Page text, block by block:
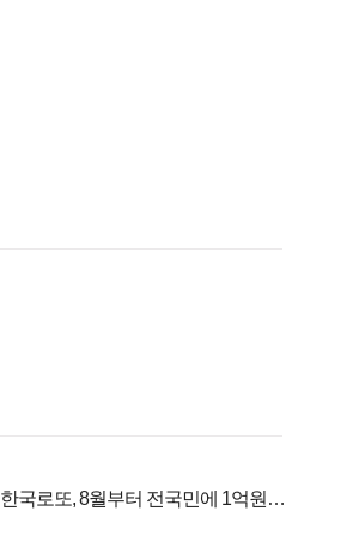
한국로또, 8월부터 전국민에 1억원씩